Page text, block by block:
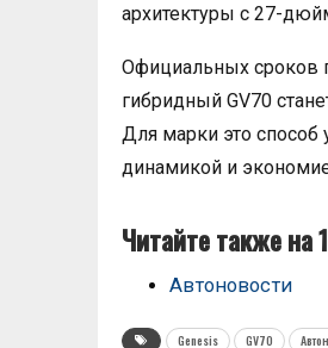
архитектуры с 27-
Официальных сроков
гибридный GV70
Для марки это способ
динамикой и
Читайте также на
Автоновости
Genesis GV70